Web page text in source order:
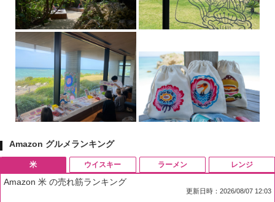
Amazon グルメランキング
米
Amazon 米 の売れ筋ランキング
更新日時：2026/08/07 12:03
ウイスキー ラーメン レンジ